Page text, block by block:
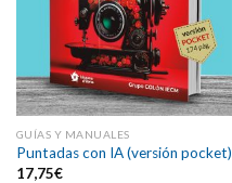
GUÍAS Y MANUALES
Puntadas con IA (versión pocket)
17,75€